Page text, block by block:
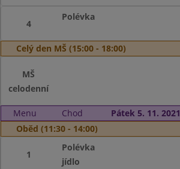
4
Polévka
Celý den MŠ (15:00 - 18:00)
MŠ
celodenní
Menu Chod
Pátek 5. 11. 2021
Oběd (11:30 - 14:00)
1
Polévka
jídlo